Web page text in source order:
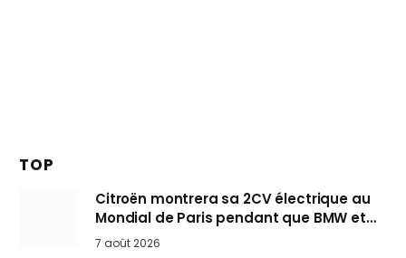
TOP
Citroën montrera sa 2CV électrique au
Mondial de Paris pendant que BMW et
Mini désertent le salon
7 août 2026